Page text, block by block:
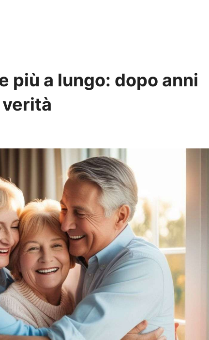
più a lungo: dopo anni
verità